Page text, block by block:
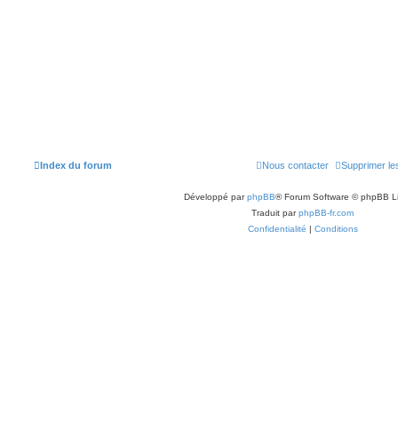
Index du forum Supprimer
Nous contacter
Développé parphpBB® Forum Software © phpBB
Traduit parphpBB-fr.com
Confidentialité | Conditions